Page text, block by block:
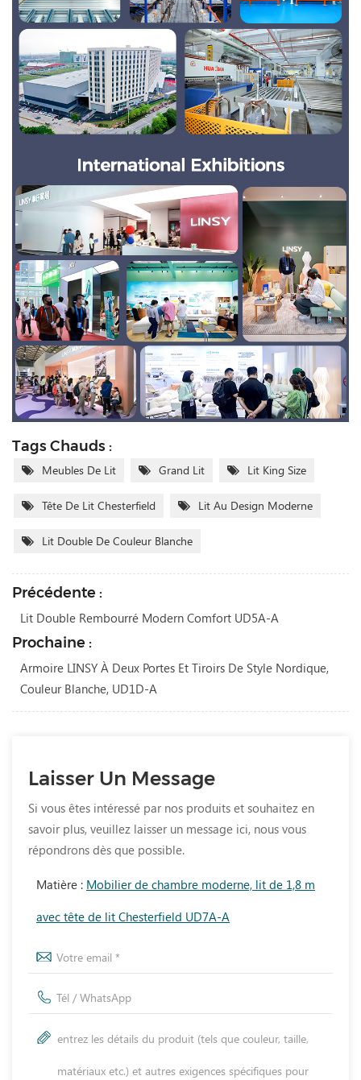
Tags Chauds :
Meubles De Lit Grand Lit Lit King Size
Tête De Lit Chesterfield Lit Au Design Moderne
Lit Double De Couleur Blanche
Précédente :
Lit Double Rembourré Modern Comfort UD5A-A
Prochaine :
Armoire LINSY À Deux Portes Et Tiroirs De Style Nordique,
Couleur Blanche, UD1D-A
Laisser Un Message
Si vous êtes intéressé par nos produits et souhaitez en
savoir plus, veuillez laisser un message ici, nous vous
répondrons dès que possible.
Matière : Mobilier de chambre moderne, lit de 1,8 m
avec tête de lit Chesterfield UD7A-A